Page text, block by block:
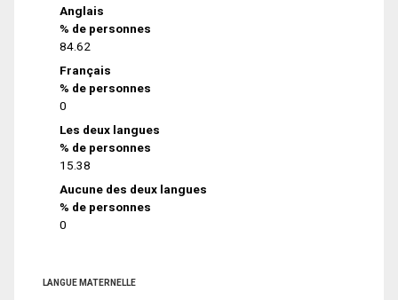
Anglais
% de personnes
84.62
Français
% de personnes
0
Les deux langues
% de personnes
15.38
Aucune des deux langues
% de personnes
0
LANGUE MATERNELLE